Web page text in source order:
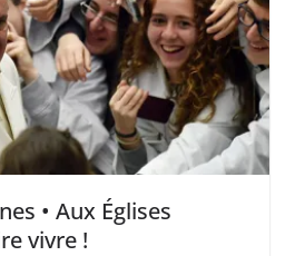
• Aux Églises
vivre !